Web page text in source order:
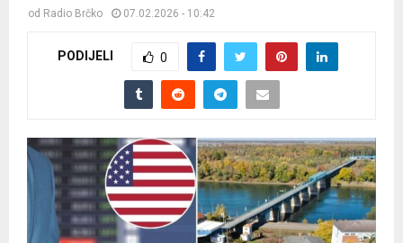
od Radio Brčko 07.02.2026 - 10:42
PODIJELI 0